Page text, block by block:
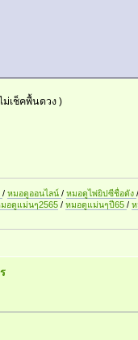
ม่เช็คพื้นดวง )
/หมอดูออนไลน์/หมอดูไพ่ยิปซีชื่อดัง
อดูแม่นๆ2565 /หมอดูแม่นๆปี65/